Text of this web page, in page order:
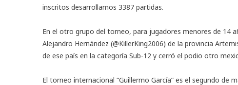
inscritos desarrollamos 3387 partidas.
En el otro grupo del torneo, para jugadores menores de 14
Alejandro Hernández (@KillerKing2006) de la provincia
de ese país en la categoría Sub-12 y cerró el podio otro
El torneo internacional “Guillermo García” es el segundo de